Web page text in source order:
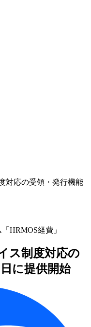
対応の受領・発行機能
HRMOS経費」
ス制度対応の
に提供開始